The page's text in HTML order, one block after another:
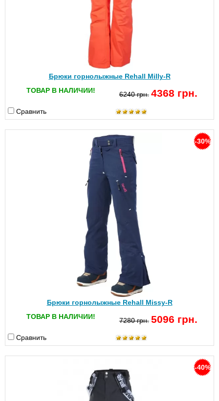
Брюки горнолыжные Rehall Milly-R
ТОВАР В НАЛИЧИИ!
6240 грн. 4368 грн.
Сравнить
-30%
Брюки горнолыжные Rehall Missy-R
ТОВАР В НАЛИЧИИ!
7280 грн. 5096 грн.
Сравнить
-40%